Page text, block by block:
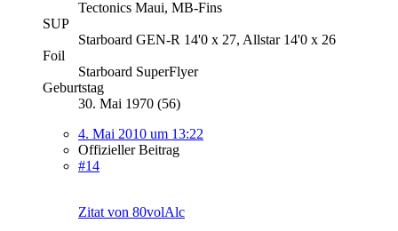
Tectonics Maui, MB-Fins
SUP
Starboard GEN-R 14'0 x 27, Allstar 14'0 x 26
Foil
Starboard SuperFlyer
Geburtstag
30. Mai 1970 (56)
4. Mai 2010 um 13:22
Offizieller Beitrag
#14
Zitat von 80volAlc